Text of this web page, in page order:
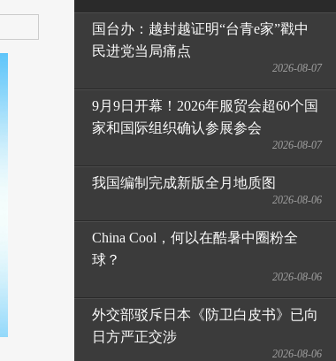
国台办：越封越证明“台青e家”戳中
民进党当局痛点
2026-08-07
9月9日开幕！2026年服贸会超60个国
家和国际组织确认参展参会
2026-08-07
我国编制完成新版全月地质图
2026-08-06
China Cool，何以在酷暑中圈粉全
球？
2026-08-06
外交部驳斥日本《防卫白皮书》已向
日方严正交涉
2026-08-06